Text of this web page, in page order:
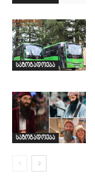
საზოგადოება
საზოგადოება